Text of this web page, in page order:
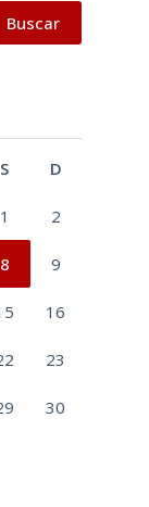
Buscar
S D
1 2
8 9
16
23
30